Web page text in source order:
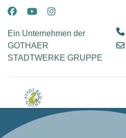
Ein Unternehmen der
GOTHAER
STADTWERKE GRUPPE